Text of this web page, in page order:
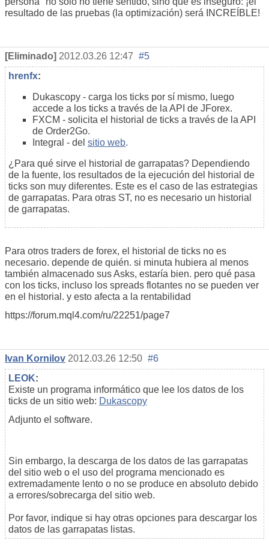
resultado de las pruebas (la optimización) será INCREÍBLE!
[Eliminado] 2012.03.26 12:47 #5
hrenfx:
Dukascopy - carga los ticks por sí mismo, luego
accede a los ticks a través de la API de JForex.
FXCM - solicita el historial de ticks a través de la API
de Order2Go.
Integral - del sitio web.
¿Para qué sirve el historial de garrapatas? Dependiendo
de la fuente, los resultados de la ejecución del historial de
ticks son muy diferentes. Este es el caso de las estrategias
de garrapatas. Para otras ST, no es necesario un historial
de garrapatas.
Para otros traders de forex, el historial de ticks no es
necesario. depende de quién. si minuta hubiera al menos
también almacenado sus Asks, estaría bien. pero qué pasa
con los ticks, incluso los spreads flotantes no se pueden ver
en el historial. y esto afecta a la rentabilidad
https://forum.mql4.com/ru/22251/page7
Ivan Kornilov 2012.03.26 12:50 #6
LEOK:
Existe un programa informático que lee los datos de los
ticks de un sitio web: Dukascopy
Adjunto el software.
Sin embargo, la descarga de los datos de las garrapatas
del sitio web o el uso del programa mencionado es
extremadamente lento o no se produce en absoluto debido
a errores/sobrecarga del sitio web.
Por favor, indique si hay otras opciones para descargar los
datos de las garrapatas listas.